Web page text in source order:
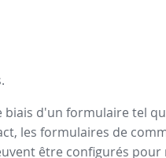
biais d'un formulaire tel
les formulaires de
être configurés